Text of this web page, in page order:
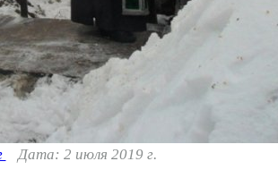
Дата: 2 июля 2019 г.